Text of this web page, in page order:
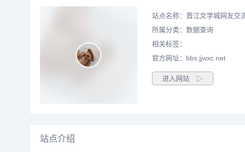
站点名称：晋江文学城网友交
所属分类： 数据查询
相关标签：
官方网址：bbs.jjwxc.net
进入网站 ▷
站点介绍